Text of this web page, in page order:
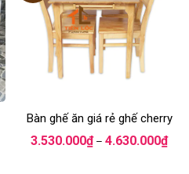
Bàn ghế ăn giá rẻ ghế cherry
3.530.000₫ – 4.630.000₫giá: